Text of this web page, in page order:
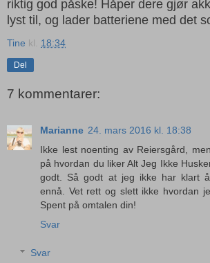
riktig god påske! Håper dere gjør
lyst til, og lader batteriene med det
Tine kl. 18:34
Del
7 kommentarer:
Marianne 24. mars 2016 kl. 18:38
Ikke lest noenting av Reiersgård,
på hvordan du liker Alt Jeg Ikke
godt. Så godt at jeg ikke har klart
ennå. Vet rett og slett ikke hvordan
Spent på omtalen din!
Svar
Svar